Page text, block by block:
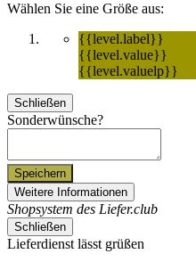
Wählen Sie eine Größe aus:
{{level.label}}
{{level.value}}
{{level.valuelp}}
Schließen
Sonderwünsche?
Speichern
Weitere Informationen
Shopsystem des Liefer.club
Schließen
Lieferdienst lässt grüßen